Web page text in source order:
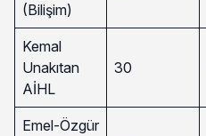
(Bilişim)
Kemal
Unakıtan
AİHL
30
Emel-Özgür